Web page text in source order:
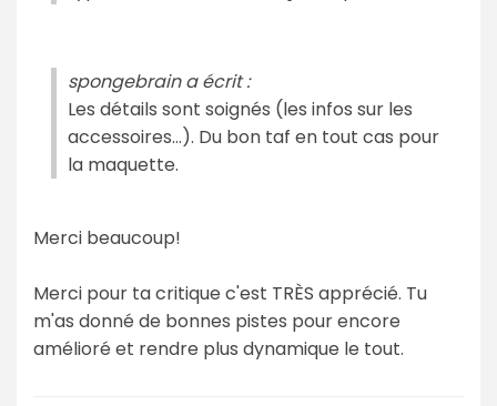
spongebrain a écrit :
Les détails sont soignés (les infos sur les
accessoires…). Du bon taf en tout cas pour
la maquette.
Merci beaucoup!
Merci pour ta critique c'est TRÈS apprécié. Tu
m'as donné de bonnes pistes pour encore
amélioré et rendre plus dynamique le tout.